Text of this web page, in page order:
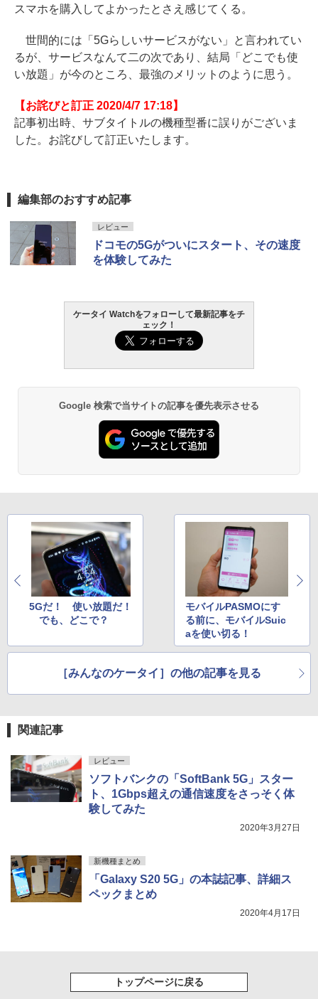
スマホを購入してよかったとさえ感じてくる。
世間的には「5Gらしいサービスがない」と言われてい
るが、サービスなんて二の次であり、結局「どこでも使
い放題」が今のところ、最強のメリットのように思う。
【お詫びと訂正 2020/4/7 17:18】
記事初出時、サブタイトルの機種型番に誤りがございま
した。お詫びして訂正いたします。
編集部のおすすめ記事
レビュー
ドコモの5Gがついにスタート、その速度
を体験してみた
ケータイ Watchをフォローして最新記事をチ
ェック！
Google 検索で当サイトの記事を優先表示させる
5Gだ！ 使い放題だ！
でも、どこで？
モバイルPASMOにす
る前に、モバイルSuic
aを使い切る！
［みんなのケータイ］の他の記事を見る
関連記事
レビュー
ソフトバンクの「SoftBank 5G」スター
ト、1Gbps超えの通信速度をさっそく体
験してみた
2020年3月27日
新機種まとめ
「Galaxy S20 5G」の本誌記事、詳細ス
ペックまとめ
2020年4月17日
トップページに戻る